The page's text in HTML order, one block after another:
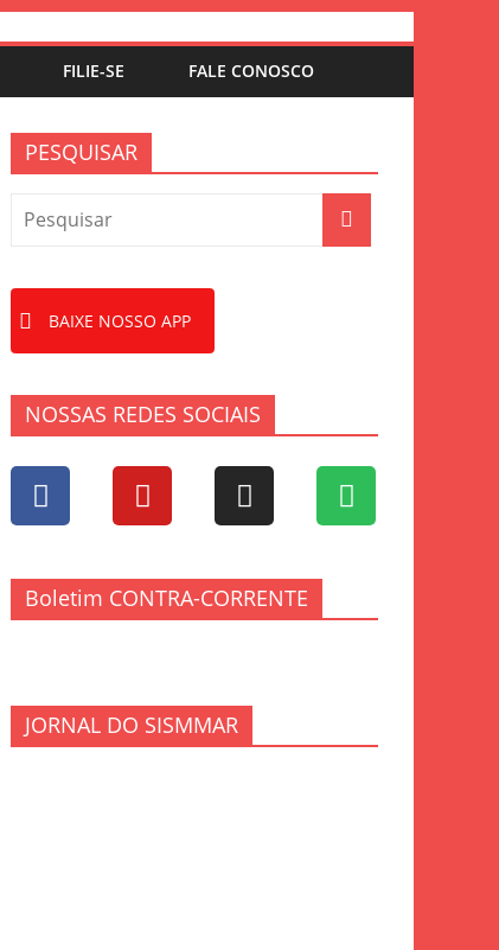
FILIE-SE FALE CONOSCO
PESQUISAR
BAIXE NOSSO APP
NOSSAS REDES SOCIAIS
Boletim CONTRA-CORRENTE
JORNAL DO SISMMAR